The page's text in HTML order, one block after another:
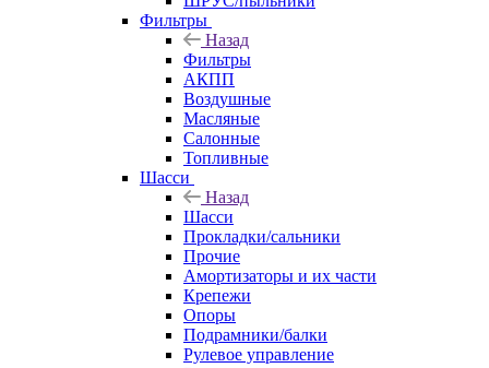
Фильтры
Назад
Фильтры
АКПП
Воздушные
Масляные
Салонные
Топливные
Шасси
Назад
Шасси
Прокладки/сальники
Прочие
Амортизаторы и их части
Крепежи
Опоры
Подрамники/балки
Рулевое управление